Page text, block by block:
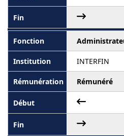
INTERFIN
Rémunéré